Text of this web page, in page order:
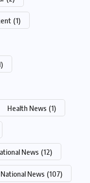
(1)
Health News (1)
News (12)
National News (107)